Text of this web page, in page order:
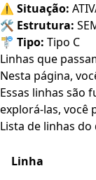
⚠️ Situação:
🛠️ Estrutura:
🚏 Tipo: Tipo C
Linhas que
Nesta página,
Essas linhas são
explorá-las, você
Lista de linhas
Linha